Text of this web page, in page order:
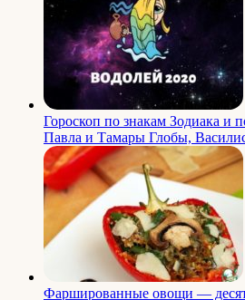
Гороскоп по знакам Зодиака и
Павла и Тамары Глобы,
Фаршированные овощи —